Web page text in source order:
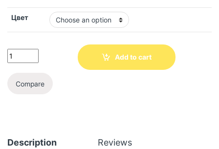
Цвет
Add to cart
Compare
Description Reviews